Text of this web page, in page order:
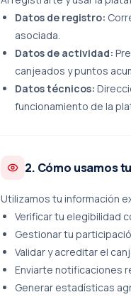
Datos de registro:
asociada.
Datos de actividad:
canjeados y puntos
Datos técnicos:
funcionamiento de la
2. Cómo usamos
Utilizamos tu información
Verificar tu elegibilidad
Gestionar tu
Validar y acreditar el
Enviarte notificaciones
Generar estadísticas